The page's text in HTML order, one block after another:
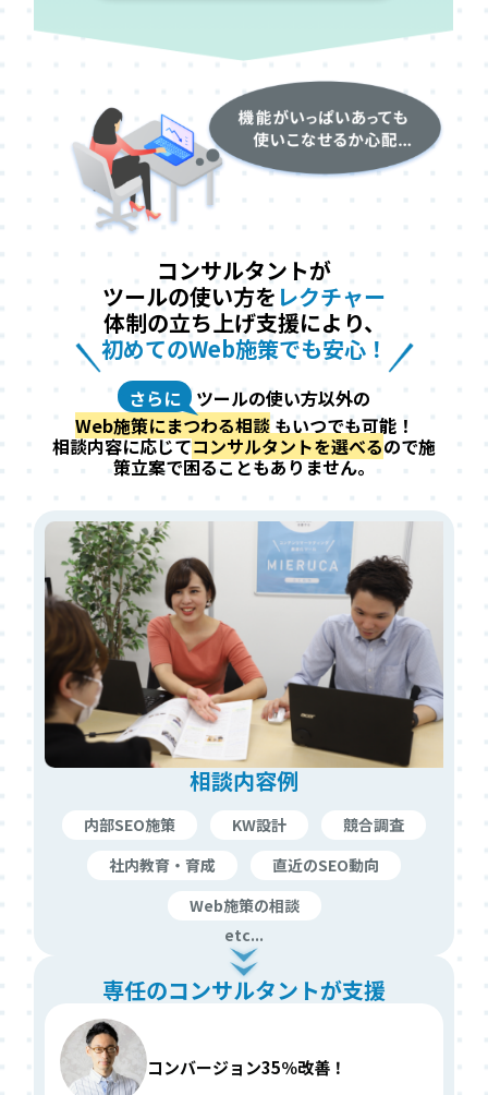
コンサルタントが
ツールの使い方を レクチャー
体制の立ち上げ支援により、
初めてのWeb施策でも安心！
さらに
ツールの使い方以外の
Web施策にまつわる相談もいつでも可能！
相談内容に応じてコンサルタントを選べるので施
策立案で困ることもありません。
相談内容例
内部SEO施策 KW設計
競合調査
社内教育・育成
直近のSEO動向
Web施策の相談
etc...
専任のコンサルタントが支援
コンバージョン35％改善！